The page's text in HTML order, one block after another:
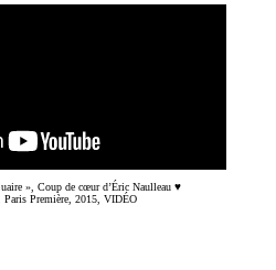
», Coup de cœurd’Éric Naulleau ♥
Paris Première, 2015, VIDÉO